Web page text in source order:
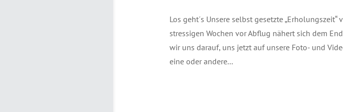
Los geht´s Unsere selbst gesetzte
stressigen Wochen vor Abflug nähert sich dem
wir uns darauf, uns jetzt auf unsere Foto- und
eine oder andere...